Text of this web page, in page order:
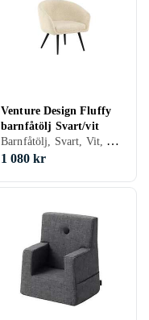
Venture Design Fluffy
barnfåtölj Svart/vit
Barnfåtölj, Svart, Vit, Teddy
1 080 kr